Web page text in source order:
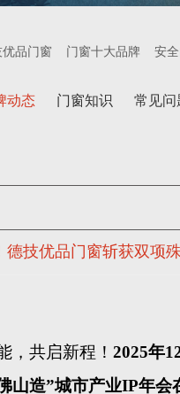
品门窗 门窗十大品牌 安
动态 门窗知识 常见问
德技优品门窗斩获双项
，共启新程！ 2025年
山造”城市产业IP年会